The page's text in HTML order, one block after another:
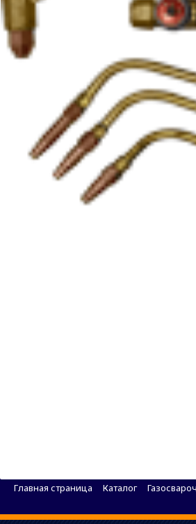
Главная страница Каталог